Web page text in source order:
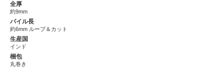
全厚
約9mm
パイル長
約6mm ループ＆カット
生産国
インド
梱包
丸巻き